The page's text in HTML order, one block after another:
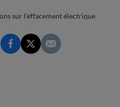
sur l’effacement électrique